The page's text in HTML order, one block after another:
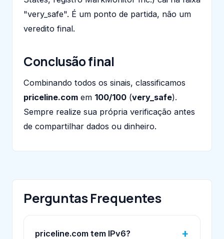
"very_safe". É um ponto de partida, não um
veredito final.
Conclusão final
Combinando todos os sinais, classificamos
priceline.com em 100/100 (very_safe).
Sempre realize sua própria verificação antes
de compartilhar dados ou dinheiro.
Perguntas Frequentes
priceline.com tem IPv6?